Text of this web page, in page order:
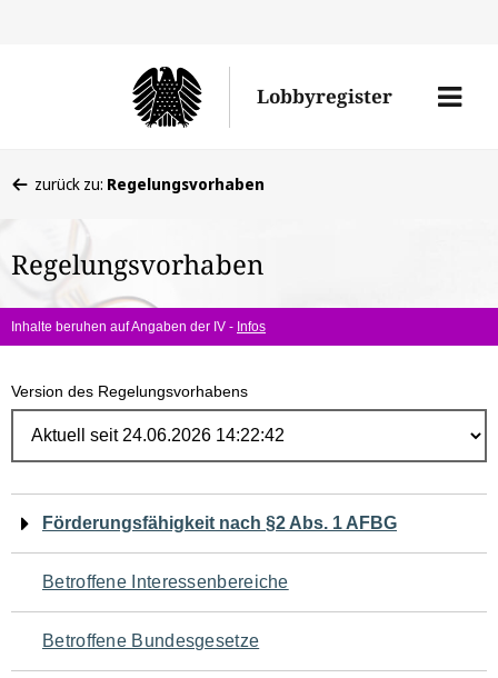
Lobbyregister
Menü
befinden
hier:
zurück zu: Regelungsvorhaben
Regelungsvorhaben
Inhalte beruhen auf Angaben der IV - Infos
Version des Regelungsvorhabens
Navigation
für
den
Seiteninhalt
Förderungsfähigkeit nach §2 Abs. 1 AFBG
Betroffene Interessenbereiche
Betroffene Bundesgesetze